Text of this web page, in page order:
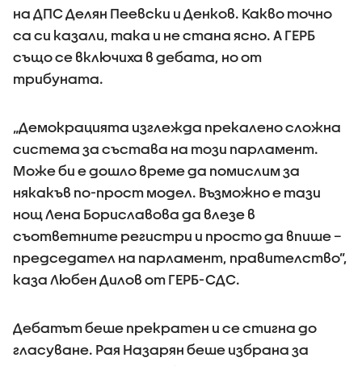
на ДПС Делян Пеевски и Денков. Какво точно
са си казали, така и не стана ясно. А ГЕРБ
също се включиха в дебата, но от
трибуната.
„Демокрацията изглежда прекалено сложна
система за състава на този парламент.
Може би е дошло време да помислим за
някакъв по-прост модел. Възможно е тази
нощ Лена Бориславова да влезе в
съответните регистри и просто да впише –
председател на парламент, правителство”,
каза Любен Дилов от ГЕРБ-СДС.
Дебатът беше прекратен и се стигна до
гласуване. Рая Назарян беше избрана за